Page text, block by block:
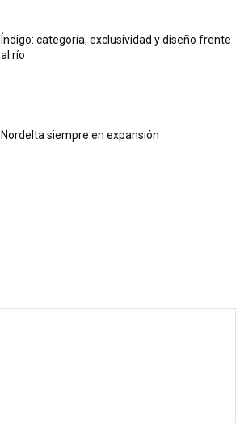
Índigo: categoría, exclusividad y diseño frente
al río
Nordelta siempre en expansión